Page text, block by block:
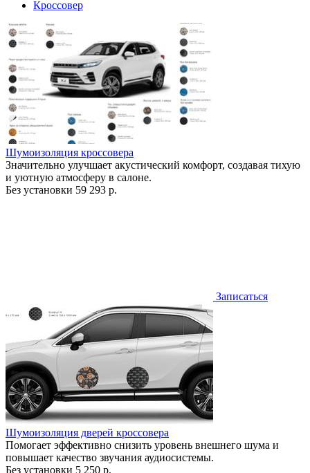
Кроссовер
Шумоизоляция кроссовера
Значительно улучшает акустический комфорт, создавая тихую
и уютную атмосферу в салоне.
Без установки 59 293 р.
Записаться
Шумоизоляция дверей кроссовера
Помогает эффективно снизить уровень внешнего шума и
повышает качество звучания аудиосистемы.
Без установки 5 250 р.